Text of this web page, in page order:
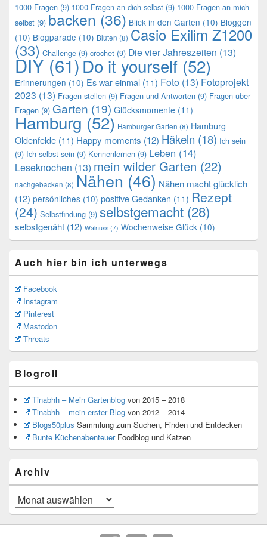
1000 Fragen (9) 1000 Fragen an dich selbst (9) 1000 Fragen an mich
selbst (9) backen (36) Blick in den Garten (10) Bloggen
(10) Blogparade (10) Blüten (8) Casio Exilim Z1200
(33) Challenge (9) crochet (9) Die vier Jahreszeiten (13)
DIY(61)Do it yourself (52)
Erinnerungen (10) Es war einmal (11) Foto (13) Fotoprojekt
2023 (13) Fragen stellen (9) Fragen und Antworten (9) Fragen über
Fragen (9) Garten (19) Glücksmomente (11)
Hamburg (52) Hamburger Garten (8) Hamburg
Oldenfelde (11) Happy moments (12) Häkeln (18) Ich sein
(9) Ich selbst sein (9) Kennenlernen (9) Leben (14)
Leseknochen (13) mein wilder Garten (22)
nachgebacken (8) Nähen (46) Nähen macht glücklich
(12) persönliches (10) positive Gedanken (11) Rezept
(24) Selbstfindung (9) selbstgemacht (28)
selbstgenäht (12) Walnuss (7) Wochenweise Glück (10)
Auch hier bin ich unterwegs
Facebook
Instagram
Pinterest
Mastodon
Threats
Blogroll
Tinabhh – Mein Gartenblogvon 2015 – 2018
Tinabhh – mein erster Blogvon 2012 – 2014
Blogs50plus Sammlung zum Suchen, Finden und Entdecken
Bunte KüchenabenteuerFoodblog und Katzen
Archiv
Archiv